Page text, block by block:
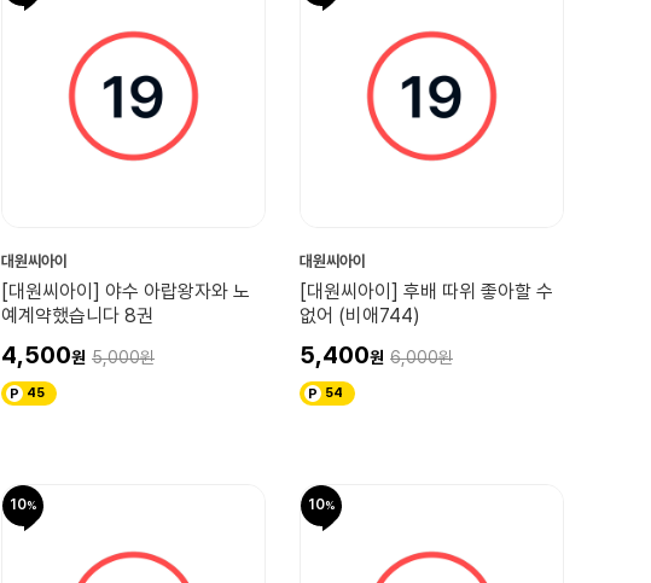
대원씨아이
[대원씨아이] 야수 아랍왕자와 노
예계약했습니다 8권
4,500 5,000
45
대원씨아이
[대원씨아이] 후배 따위 좋아할 수
없어 (비애744)
5,400 6,000
54
10 10